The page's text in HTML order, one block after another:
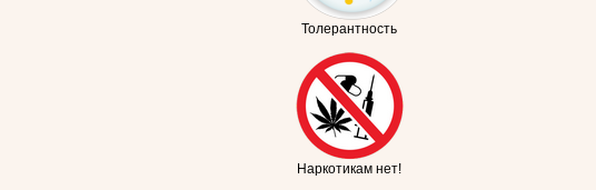
Толерантность
Наркотикам нет!